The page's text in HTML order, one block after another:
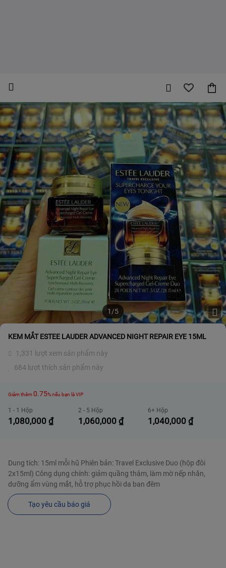
1/5
KEM MẮT ESTEE LAUDER ADVANCED NIGHT REPAIR EYE 15ML
1,331 lượt xem sản phẩm này
684 lượt thích sản phẩm này
Giảm thêm 0.75% nếu bạn là VIP
1,080,000 ₫
1 - 1 Hộp
1,060,000 ₫
2 - 5 Hộp
1,040,000₫
6+ Hộp
Dung tích: 15ml mỗi hũ Phiên bản: Travel Exclusive Duo (hộp đôi
2x15ml) Công dụng chính: giảm quầng thâm, làm mờ nếp nhăn,
dưỡng ẩm vùng mắt, hỗ trợ phục hồi da ban đêm
Tạo yêu cầu báo giá